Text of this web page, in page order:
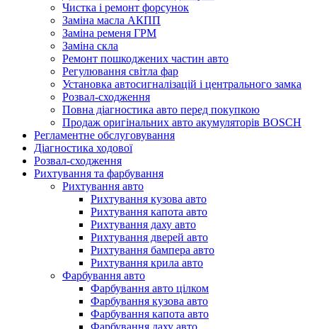
Чистка і ремонт форсунок
Заміна масла АКПП
Заміна ременя ГРМ
Заміна скла
Ремонт пошкоджених частин авто
Регулювання світла фар
Установка автосигналізацій і центрального замка
Розвал-сходження
Повна діагностика авто перед покупкою
Продаж оригінальних авто акумуляторів BOSCH
Регламентне обслуговування
Діагностика ходової
Розвал-сходження
Рихтування та фарбування
Рихтування авто
Рихтування кузова авто
Рихтування капота авто
Рихтування даху авто
Рихтування дверей авто
Рихтування бампера авто
Рихтування крила авто
Фарбування авто
Фарбування авто цілком
Фарбування кузова авто
Фарбування капота авто
Фарбування даху авто